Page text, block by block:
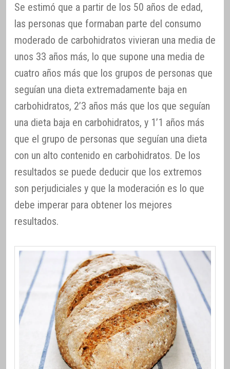
Se estimó que a partir de los 50 años de edad,
las personas que formaban parte del consumo
moderado de carbohidratos vivieran una media de
unos 33 años más, lo que supone una media de
cuatro años más que los grupos de personas que
seguían una dieta extremadamente baja en
carbohidratos, 2’3 años más que los que seguían
una dieta baja en carbohidratos, y 1’1 años más
que el grupo de personas que seguían una dieta
con un alto contenido en carbohidratos. De los
resultados se puede deducir que los extremos
son perjudiciales y que la moderación es lo que
debe imperar para obtener los mejores
resultados.